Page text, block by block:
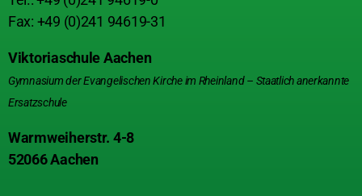
Fax: +49 (0)241 94619-31
Viktoriaschule Aachen
Gymnasium der Evangelischen Kirche im Rheinland – Staatlich anerkannte
Ersatzschule
Warmweiherstr. 4-8
52066 Aachen